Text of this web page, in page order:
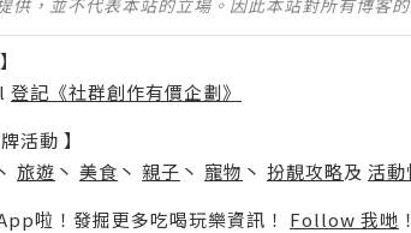
供，並不代表本站的立場。因此本站對所有博客
登記《社群創作有價企劃》
活動 】
旅遊 丶 美食 丶 親子 丶 寵物 丶 扮靚攻略及 活動
啦！發掘更多吃喝玩樂資訊！ Follow 我哋 ！